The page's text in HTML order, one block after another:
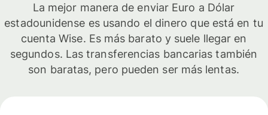
La mejor manera de enviar Euro a Dólar
estadounidense es usando el dinero que está en tu
cuenta Wise. Es más barato y suele llegar en
segundos. Las transferencias bancarias también
son baratas, pero pueden ser más lentas.